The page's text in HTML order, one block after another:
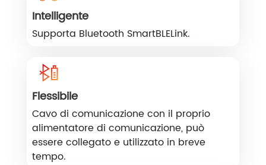
Intelligente
Supporta Bluetooth SmartBLELink.
Flessibile
Cavo di comunicazione con il proprio
alimentatore di comunicazione, può
essere collegato e utilizzato in breve
tempo.